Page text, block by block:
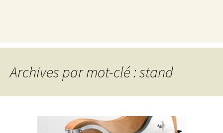
Archives par mot-clé : stand